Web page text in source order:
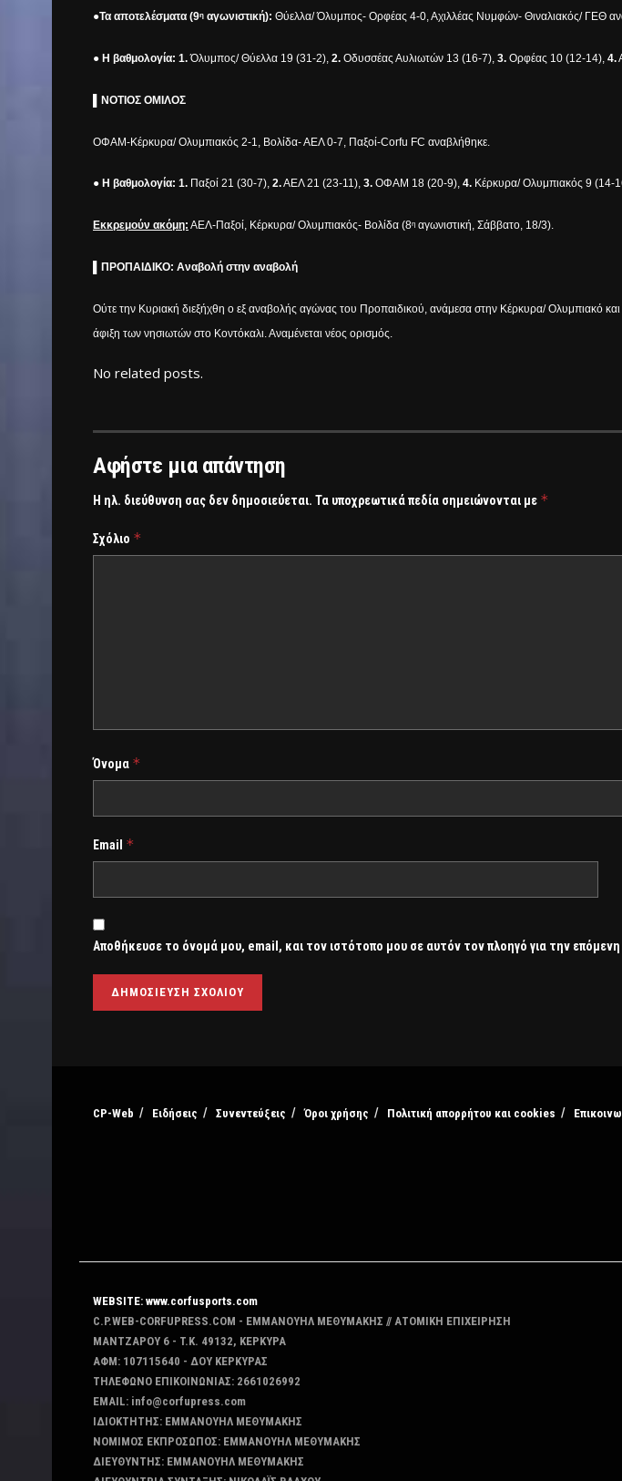
●Τα αποτελέσματα (9η αγωνιστική): Θύελλα/ Όλυμπος- Ορφέας 4-0, Αχιλλέας Νυμφών- Θιναλιακός/ ΓΕΘ
● Η βαθμολογία: 1.Όλυμπος/ Θύελλα 19 (31-2), 2. Οδυσσέας Αυλιωτών 13 (16-7), 3. Ορφέας 10 (12-14), 4.
▌ΝΟΤΙΟΣ ΟΜΙΛΟΣ
ΟΦΑΜ-Κέρκυρα/ Ολυμπιακός 2-1, Βολίδα- ΑΕΛ 0-7, Παξοί-Corfu FC αναβλήθηκε.
● Η βαθμολογία: 1. Παξοί 21 (30-7), 2.ΑΕΛ 21 (23-11), 3. ΟΦΑΜ 18 (20-9), 4. Κέρκυρα/ Ολυμπιακός 9 (14-
Εκκρεμούν ακόμη: ΑΕΛ-Παξοί, Κέρκυρα/ Ολυμπιακός- Βολίδα (8η αγωνιστική, Σάββατο, 18/3).
ΠΡΟΠΑΙΔΙΚΟ: Αναβολή στην αναβολή
Ούτε την Κυριακή διεξήχθη ο εξ αναβολής αγώνας του Προπαιδικού, ανάμεσα στην Κέρκυρα/ Ολυμπιακό
άφιξη των νησιωτών στο Κοντόκαλι. Αναμένεται νέος ορισμός.
No related posts.
Αφήστε μια απάντηση
Η ηλ. διεύθυνση σας δεν δημοσιεύεται. Τα υποχρεωτικά πεδία σημειώνονται με *
Σχόλιο *
Όνομα *
Email *
Αποθήκευσε το όνομά μου, email, και τον ιστότοπο μου σε αυτόν τον πλοηγό για την
CP-Web Ειδήσεις Συνεντεύξεις Όροι χρήσης Πολιτική απορρήτου και cookies
WEBSITE: www.corfusports.com
C.P.WEB-CORFUPRESS.COM - ΕΜΜΑΝΟΥΗΛ ΜΕΘΥΜΑΚΗΣ // ΑΤΟΜΙΚΗ ΕΠΙΧΕΙΡΗΣΗ
MANTZAΡΟΥ 6 - T.K. 49132, ΚΕΡΚΥΡΑ
ΑΦΜ: 107115640 - ΔΟΥ ΚΕΡΚΥΡΑΣ
ΤΗΛΕΦΩΝΟ ΕΠΙΚΟΙΝΩΝΙΑΣ: 2661026992
EMAIL: info@corfupress.com
ΙΔΙΟΚΤΗΤΗΣ: EMMANOYΗΛ ΜΕΘΥΜΑΚΗΣ
ΝΟΜΙΜΟΣ ΕΚΠΡΟΣΩΠΟΣ: EMMANOYΗΛ ΜΕΘΥΜΑΚΗΣ
ΔΙΕΥΘΥΝΤΗΣ: EMMANOYΗΛ ΜΕΘΥΜΑΚΗΣ